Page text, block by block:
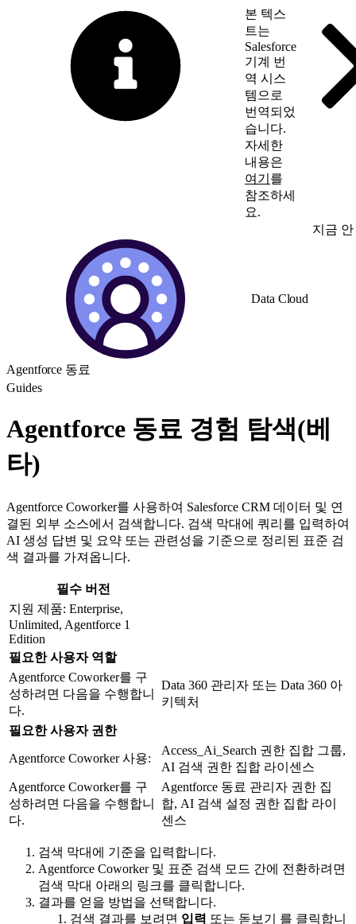
본 텍스
트는
Salesforce
기계 번
역 시스
템으로
번역되었
습니다.
자세한
내용은
여기 를
참조하세
요.
지금 안
Data Cloud
Agentforce 동료
Guides
Agentforce 동료 경험 탐색(베
타)
Agentforce Coworker를 사용하여 Salesforce CRM 데이터 및 연
결된 외부 소스에서 검색합니다. 검색 막대에 쿼리를 입력하여
AI 생성 답변 및 요약 또는 관련성을 기준으로 정리된 표준 검
색 결과를 가져옵니다.
필수 버전
지원 제품: Enterprise,
Unlimited, Agentforce 1
Edition
필요한 사용자 역할
Agentforce Coworker를 구
성하려면 다음을 수행합니
다.
Data 360 관리자 또는 Data 360 아
키텍처
필요한 사용자 권한
Agentforce Coworker 사용:
Access_Ai_Search 권한 집합 그룹,
AI 검색 권한 집합 라이센스
Agentforce Coworker를 구
성하려면 다음을 수행합니
다.
Agentforce 동료 관리자 권한 집
합, AI 검색 설정 권한 집합 라이
센스
검색 막대에 기준을 입력합니다.
Agentforce Coworker 및 표준 검색 모드 간에 전환하려면
검색 막대 아래의 링크를 클릭합니다.
결과를 얻을 방법을 선택합니다.
검색 결과를 보려면 입력 또는 돋보기 를 클릭합니